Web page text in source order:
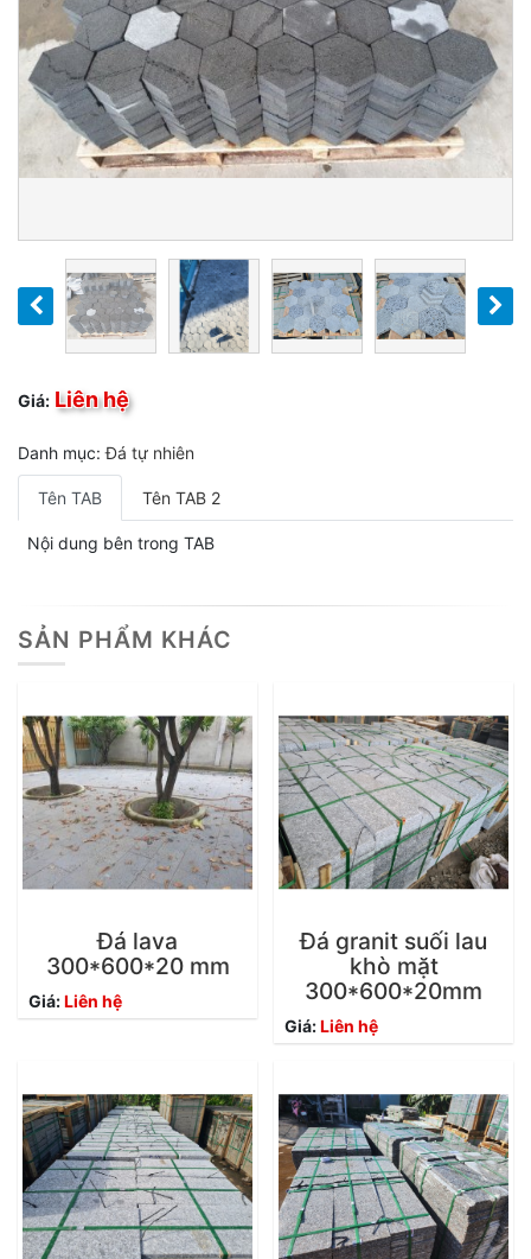
Giá: Liên hệ
Danh mục:Đá tự nhiên
Tên TAB Tên TAB 2
Nội dung bên trong TAB
SẢN PHẨM KHÁC
Đá lava
300*600*20 mm
Giá:Liên hệ
Đá granit suối lau
khò mặt
300*600*20mm
Giá:Liên hệ